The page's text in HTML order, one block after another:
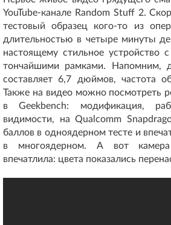
YouTube-канале Random Stuff 2.
тестовый образец кого-то из
длительностью в четыре минуты
настоящему стильное устройство
тончайшими рамками. Напомним,
составляет 6,7 дюймов, частота
Также на видео можно посмотреть
в Geekbench: модификация,
видимости, на Qualcomm
баллов в одноядерном тесте и
в многоядерном. А вот
впечатлила: цвета показались